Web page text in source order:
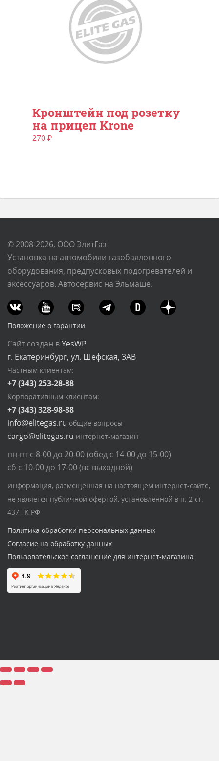
Кронштейн под розетку
на прицеп Krone
270₽
© 2008-2026, ООО ЭлитГаз
Установка на автомобили газобаллонного
оборудования, предпусковых подогревателей и
аксессуаров. Автосервис на Эльмаше.
Положение о гарантии
Сайт создан вYesWP
г. Екатеринбург, ул. Шефская, 3АВ
Частным клиентам:
+7 (343) 253-28-88
Корпоративным клиентам:
+7 (343) 328-98-88
info@elitegas.ru общие вопросы
cargo@elitegas.ru интернет-магазин
пн-пт с 8-00 до 20-00 (обед с 14-00 до 15-00)
сб с 10-00 до 17-00 (вс выходной)
Информация, размещенная на настоящем интернет-сайте,
не является публичной офертой, установленной в п. 2 ст.
437 ГК РФ
Политика обработки персональных данных
Согласие на обработку данных
Пользовательское соглашение для интернет-магазина